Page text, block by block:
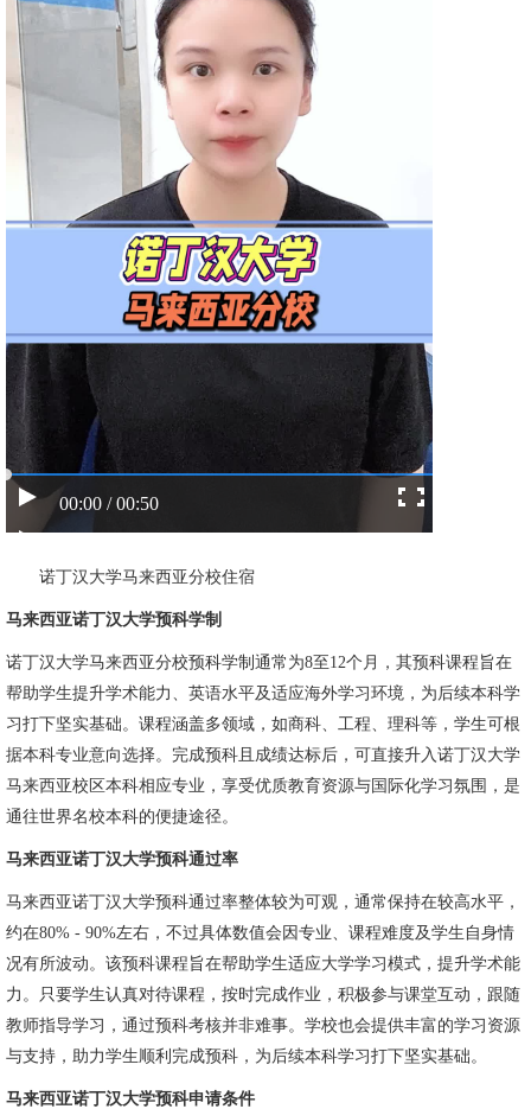
00:00 / 00:50
诺丁汉大学马来西亚分校住宿
马来西亚诺丁汉大学预科学制
诺丁汉大学马来西亚分校预科学制通常为8至12个月，其预科课程旨在
帮助学生提升学术能力、英语水平及适应海外学习环境，为后续本科学
习打下坚实基础。课程涵盖多领域，如商科、工程、理科等，学生可根
据本科专业意向选择。完成预科且成绩达标后，可直接升入诺丁汉大学
马来西亚校区本科相应专业，享受优质教育资源与国际化学习氛围，是
通往世界名校本科的便捷途径。
马来西亚诺丁汉大学预科通过率
马来西亚诺丁汉大学预科通过率整体较为可观，通常保持在较高水平，
约在80% - 90%左右，不过具体数值会因专业、课程难度及学生自身情
况有所波动。该预科课程旨在帮助学生适应大学学习模式，提升学术能
力。只要学生认真对待课程，按时完成作业，积极参与课堂互动，跟随
教师指导学习，通过预科考核并非难事。学校也会提供丰富的学习资源
与支持，助力学生顺利完成预科，为后续本科学习打下坚实基础。
马来西亚诺丁汉大学预科申请条件